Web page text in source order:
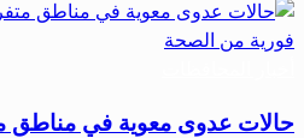
حالات عدوى معوية في